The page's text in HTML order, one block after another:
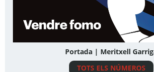
Portada | Meritxell
TOTS ELS NÚMEROS